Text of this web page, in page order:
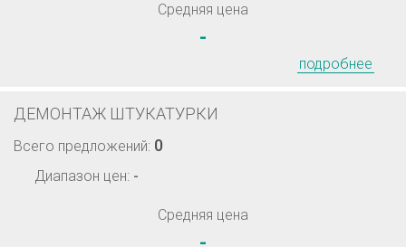
Средняя цена
-
подробнее
ДЕМОНТАЖ ШТУКАТУРКИ
Всего предложений: 0
Диапазон цен: -
Средняя цена